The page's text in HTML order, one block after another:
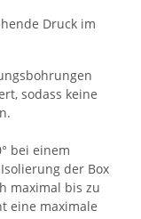
Druck im
sodass keine
bei einem
der Box
maximal bis zu
eine maximale